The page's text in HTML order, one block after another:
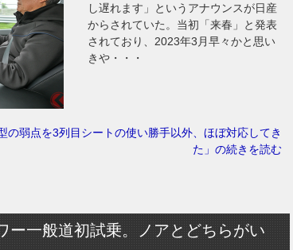
し遅れます」というアナウンスが日産
からされていた。当初「来春」と発表
されており、2023年3月早々かと思い
きや・・・
の弱点を3列目シートの使い勝手以外、ほぼ対応してき
た」の続きを読む
ー一般道初試乗。ノアとどちらがい